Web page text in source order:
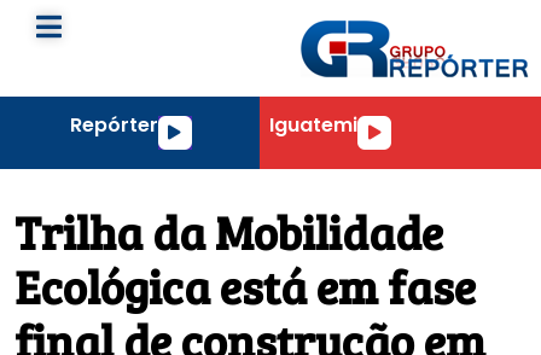
RepórterTocador
IguatemiTocador
Trilha da Mobilidade
Ecológica está em fase
final de construção em